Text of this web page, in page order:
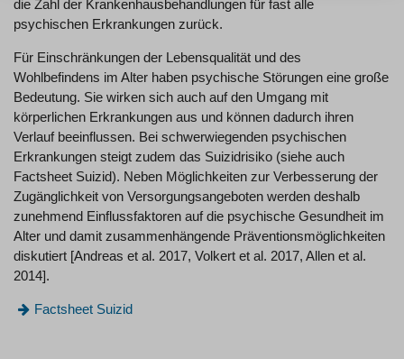
die Zahl der Krankenhausbehandlungen für fast alle
psychischen Erkrankungen zurück.
Für Einschränkungen der Lebensqualität und des
Wohlbefindens im Alter haben psychische Störungen eine große
Bedeutung. Sie wirken sich auch auf den Umgang mit
körperlichen Erkrankungen aus und können dadurch ihren
Verlauf beeinflussen. Bei schwerwiegenden psychischen
Erkrankungen steigt zudem das Suizidrisiko (siehe auch
Factsheet Suizid). Neben Möglichkeiten zur Verbesserung der
Zugänglichkeit von Versorgungsangeboten werden deshalb
zunehmend Einflussfaktoren auf die psychische Gesundheit im
Alter und damit zusammenhängende Präventionsmöglichkeiten
diskutiert [Andreas et al. 2017, Volkert et al. 2017, Allen et al.
2014].
Factsheet Suizid